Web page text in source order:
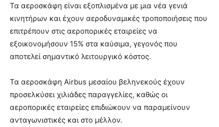
Τα αεροσκάφη είναι εξοπλισμένα με μια νέα γενιά
κινητήρων και έχουν αεροδυναμικές τροποποιήσεις που
επιτρέπουν στις αεροπορικές εταιρείες να
εξοικονομήσουν 15% στα καύσιμα, γεγονός που
αποτελεί σημαντικό λειτουργικό κόστος.
Τα αεροσκάφη Airbus μεσαίου βεληνεκούς έχουν
προσελκύσει χιλιάδες παραγγελίες, καθώς οι
αεροπορικές εταιρείες επιδιώκουν να παραμείνουν
ανταγωνιστικές και στο μέλλον.